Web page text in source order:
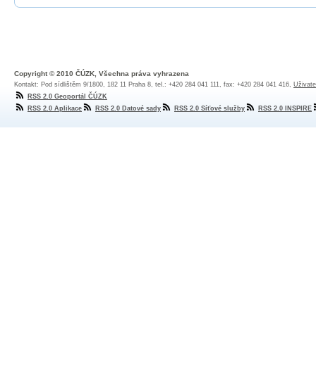
Copyright © 2010 ČÚZK, Všechna práva vyhrazena
Kontakt: Pod sídlištěm 9/1800, 182 11 Praha 8, tel.: +420 284 041 111, fax: +420 284 041 416,
RSS 2.0 Geoportál ČÚZK
RSS 2.0 Aplikace
RSS 2.0 Datové sady RSS 2.0 Síťové služby RSS 2.0 INSPIRE